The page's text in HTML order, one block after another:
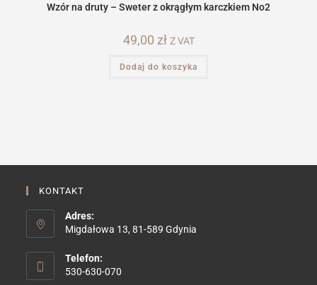
Wzór na druty – Sweter z okrągłym karczkiem No2
49,00 zł Z VAT
Dodaj do koszyka
KONTAKT
Adres:
Migdałowa 13, 81-589 Gdynia
Telefon:
530-630-070